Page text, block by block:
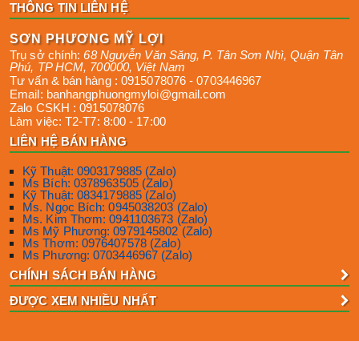
THÔNG TIN LIÊN HỆ
SƠN PHƯƠNG MỸ LỢI
Trụ sở chính:68 Nguyễn Văn Săng, P. Tân Sơn Nhì,Quận Tân
Phú, TP HCM, 700000, Việt Nam
Tư vấn & bán hàng : 0915078076 -0703446967
Email: banhangphuongmyloi@gmail.com
Zalo CSKH :0915078076
Làm việc: T2-T7: 8:00 - 17:00
LIÊN HỆ BÁN HÀNG
Kỹ Thuật: 0903179885 (Zalo)
Ms Bích: 0378963505 (Zalo)
Kỹ Thuật: 0834179885 (Zalo)
Ms. Ngọc Bích: 0945038203 (Zalo)
Ms. Kim Thơm: 0941103673 (Zalo)
Ms Mỹ Phương: 0979145802 (Zalo)
Ms Thơm: 0976407578 (Zalo)
Ms Phương: 0703446967 (Zalo)
CHÍNH SÁCH BÁN HÀNG
ĐƯỢC XEM NHIỀU NHẤT